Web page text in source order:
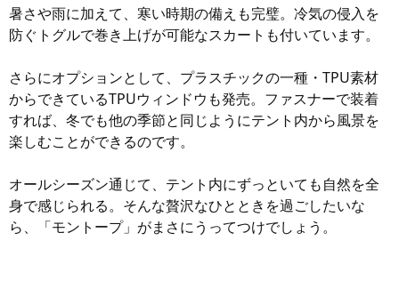
暑さや雨に加えて、寒い時期の備えも完璧。冷気の侵入を
防ぐトグルで巻き上げが可能なスカートも付いています。
さらにオプションとして、プラスチックの一種・TPU素材
からできているTPUウィンドウも発売。ファスナーで装着
すれば、冬でも他の季節と同じようにテント内から風景を
楽しむことができるのです。
オールシーズン通じて、テント内にずっといても自然を全
身で感じられる。そんな贅沢なひとときを過ごしたいな
ら、「モントープ」がまさにうってつけでしょう。